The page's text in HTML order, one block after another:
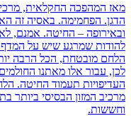
מאז המהפכה החקלאית,
הדגן. הפחמימה. באסיה זה
ובאירופה – החיטה. אמנם,
להודות שמרגע שיש על
הלחם מובטחת, הכל הרבה
לכן, עבור אלו מאתנו
העדיפויות תעמוד החיטה.
מרכיב המזון הבסיסי ביותר
וחששות.